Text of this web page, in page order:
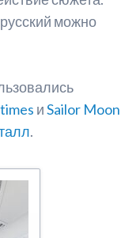
можно
иSailor Moon
.